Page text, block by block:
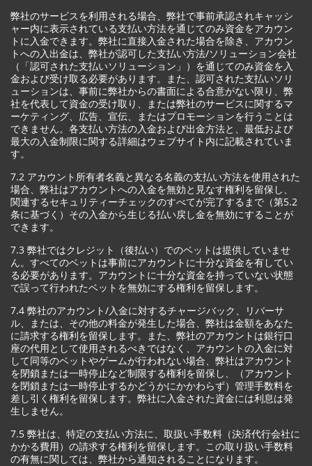
弊社のサービスを利用される場合、弊社で事前承認されキャッシ
ャー内に表示されている支払い方法を通じてのみ資金をアカウン
トに入金できます。弊社に直接入金された場合を除き、アカウン
トへの入出金は、弊社が認可した支払い方法/ソリューション会社
（「認可された支払いソリューション」）を通じてのみ資金を入
金および受け取る必要があります。また、認可された支払いソリ
ューションは、事前に弊社からの書面による合意がない限り、弊
社を代表して資金の受け取り、または弊社のサービスに関するマ
ーケティング、広告、宣伝、またはプロモーションを行うことは
できません。各支払い方法の入金および出金方法と、最低および
最大の入金制限に関する詳細はウェブサイト内に記載されていま
す。
7.2 アカウント所有者名義と異なる名義の支払い方法を使用された
場合、弊社はアカウントへの入金を無効と見なす権利を留保し、
関連するセキュリティーチェックのすべてが完了するまで（第5.2
条に基づく）その入金から生じる払い戻し金を無効にすることが
できます。
7.3 弊社ではクレジット（後払い）でのベットは提供していませ
ん。すべてのベットは事前にアカウントに十分な資金を有してい
る必要があります。アカウントに十分な資金を持っていない状態
で誤って行われたベットを無効にする権利を留保します。
7.4 弊社のアカウント/入金に対するチャージバック、リバーサ
ル、または、その他の料金が発生した場合、弊社は金額をあなた
に請求する権利を留保します。また、弊社のアカウントは銀行口
座の代用として使用されるべきではなく、アカウントの入金に対
して同等のベットやゲームが行われない場合、弊社はアカウント
を閉鎖または一時停止など制限する権利を留保し、（アカウント
を閉鎖または一時停止するかどうかにかかわらず）管理手数料を
差し引く権利を留保します。弊社に入金された資金には利息は発
生しません。
7.5 弊社は、特定の支払い方法に、取扱い手数料（決済代行会社に
かかる費用）の請求する権利を留保します。この取り扱い手数料
の有無に関しては、弊社から通知されることになります。